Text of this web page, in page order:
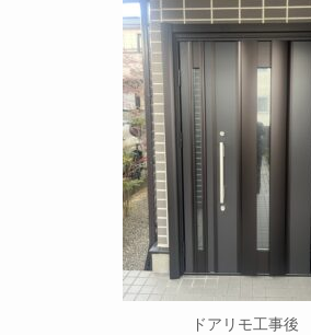
ドアリモ工事後